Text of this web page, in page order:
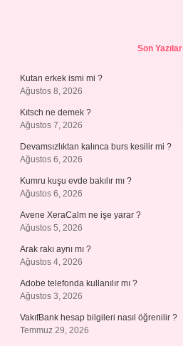
Son Yazılar
Kutan erkek ismi mi ?
Ağustos 8, 2026
Kıtsch ne demek ?
Ağustos 7, 2026
Devamsızlıktan kalınca burs kesilir mi ?
Ağustos 6, 2026
Kumru kuşu evde bakılır mı ?
Ağustos 6, 2026
Avene XeraCalm ne işe yarar ?
Ağustos 5, 2026
Arak rakı aynı mı ?
Ağustos 4, 2026
Adobe telefonda kullanılır mı ?
Ağustos 3, 2026
VakıfBank hesap bilgileri nasıl öğrenilir ?
Temmuz 29, 2026